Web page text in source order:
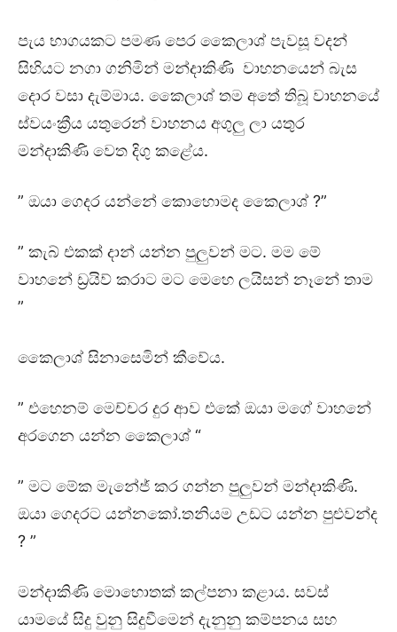
පැය භාගයකට පමණ පෙර කෛලාශ් පැවසූ වදන්
සිහියට නගා ගනිමින් මන්දාකිණි වාහනයෙන් බැස
දොර වසා දැම්මාය. කෛලාශ් තම අතේ තිබූ වාහනයේ
ස්වයංක්‍රීය යතුරෙන් වාහනය අගුලු ලා යතුර
මන්දාකිණි වෙත දිගු කළේය.
” ඔයා ගෙදර යන්නේ කොහොමද කෛලාශ් ?”
” කැබ් එකක් දාන් යන්න පුලුවන් මට. මම මේ
වාහනේ ඩ්‍රයිව් කරාට මට මෙහෙ ලයිසන් නෑනේ තාම
”
කෛලාශ් සිනාසෙමින් කීවේය.
” එහෙනම් මෙච්චර දුර ආව එකේ ඔයා මගේ වාහනේ
අරගෙන යන්න කෛලාශ් “
” මට මේක මැනේජ් කර ගන්න පුලුවන් මන්දාකිණි.
ඔයා ගෙදරට යන්නකෝ.තනියම උඩට යන්න පුළුවන්ද
? ”
මන්දාකිණි මොහොතක් කල්පනා කළාය. සවස්
යාමයේ සිදු වුනු සිදුවීමෙන් දැනුනු කම්පනය සහ